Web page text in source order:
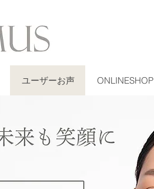
ユーザーお声 ONLINESHOP